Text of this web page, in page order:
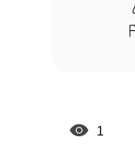
1